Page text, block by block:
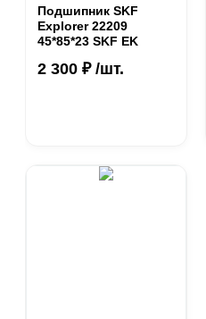
Подшипник SKF
Explorer 22209
45*85*23 SKF EK
2 300 ₽ /шт.